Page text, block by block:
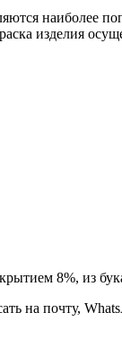
наиболее
изделия
8%, из
на почту,